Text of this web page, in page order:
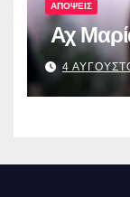
ΑΠΟΨΕΙΣ
Αχ
4